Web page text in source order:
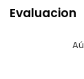
Evaluacion